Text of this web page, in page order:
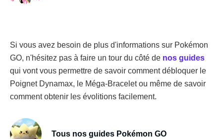
Si vous avez besoin de plus d'informations sur Pokémon
GO, n'hésitez pas à faire un tour du côté de nos guides
qui vont vous permettre de savoir comment débloquer le
Poignet Dynamax, le Méga-Bracelet ou même de savoir
comment obtenir les évolitions facilement.
Tous nos guides Pokémon GO